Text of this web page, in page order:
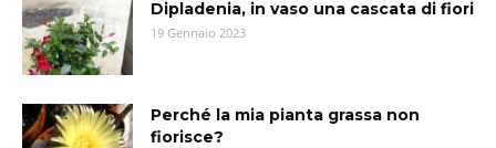
Dipladenia, in vaso una cascata di fiori
19 Gennaio 2023
Perché la mia pianta grassa non
fiorisce?